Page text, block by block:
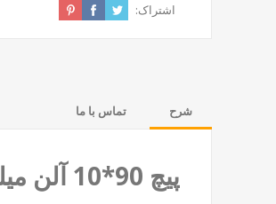
اشتراک:
شرح تماس با ما
پیچ 90*10 آلن میلی خشکه | استحکام بالا و کاربردهای صنعتی گسترده